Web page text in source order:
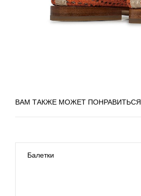
ВАМ ТАКЖЕ МОЖЕТ ПОНРАВИТЬСЯ
Балетки